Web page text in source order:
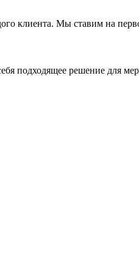
клиента. Мы ставим на
подходящее решение для